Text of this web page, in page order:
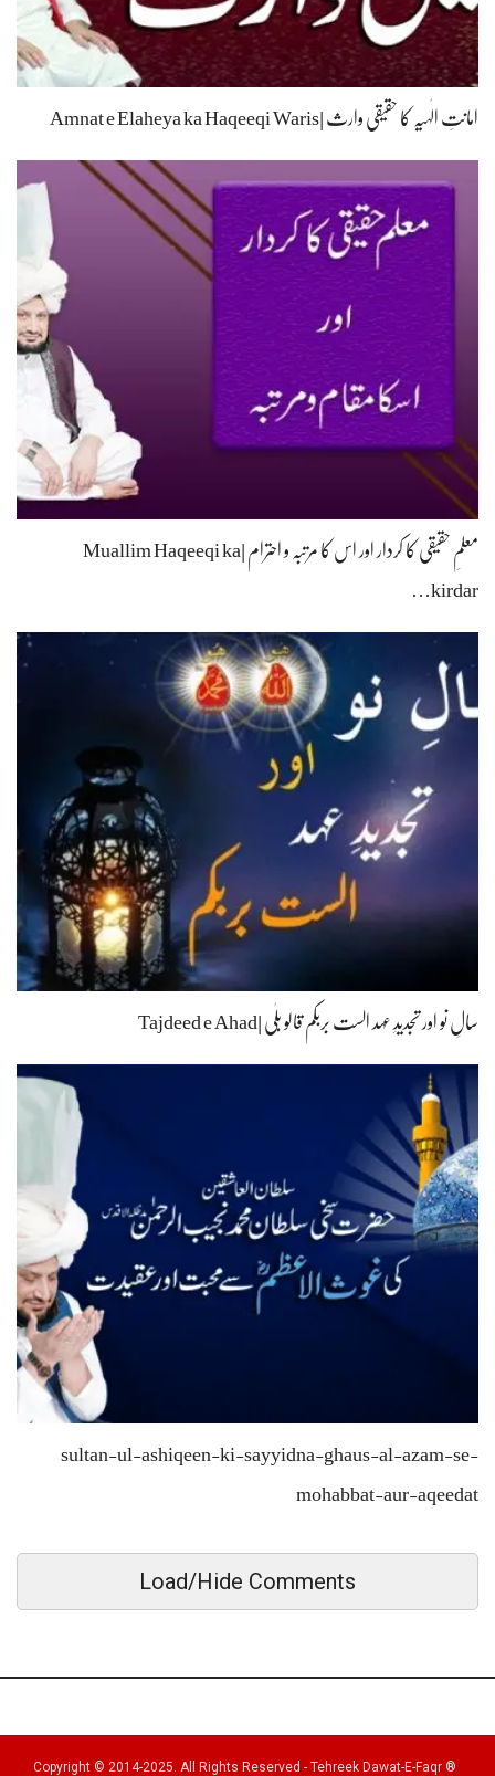
امانتِ الٰہیہ کا حقیقی وارث |Amnat e Elaheya ka Haqeeqi Waris
معلمِ حقیقی کا کردار اور اس کا مرتبہ و احترام |Muallim Haqeeqi ka
kirdar…
سالِ نو اور تجدیدِ عہد الست بربکم قالو بلٰی |Tajdeed e Ahad
sultan-ul-ashiqeen-ki-sayyidna-ghaus-al-azam-se-
mohabbat-aur-aqeedat
Load/Hide Comments
Copyright © 2014-2025. All Rights Reserved - Tehreek Dawat-E-Faqr ®